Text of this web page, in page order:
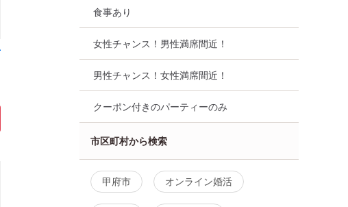
食事あり
女性チャンス！男性満席間近！
男性チャンス！女性満席間近！
クーポン付きのパーティーのみ
市区町村から検索
甲府市 オンライン婚活